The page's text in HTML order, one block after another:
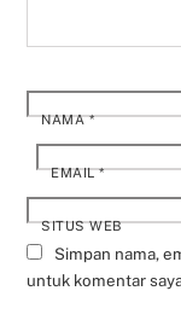
NAMA*
EMAIL*
SITUS WEB
Simpan nama,
untuk komentar